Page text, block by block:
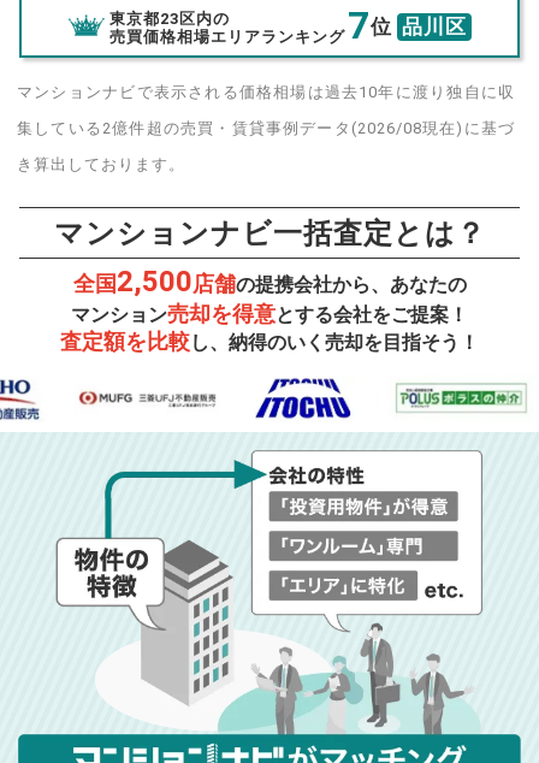
東京都23区内の
売買価格相場エリアランキング 7位 品川区
マンションナビで表示される価格相場は過去10年に渡り独自に収
集している2億件超の売買・賃貸事例データ(2026/08現在)に基づ
き算出しております。
マンションナビ一括査定とは？
全国2,500店舗の提携会社から、あなたの
マンション売却を得意とする会社をご提案！
査定額を比較し、納得のいく売却を目指そう！